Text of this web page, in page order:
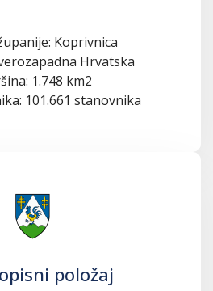
Koprivnica
Hrvatska
1.748 km2
101.661 stanovnika
položaj